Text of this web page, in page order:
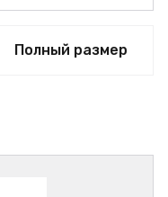
Полный размер